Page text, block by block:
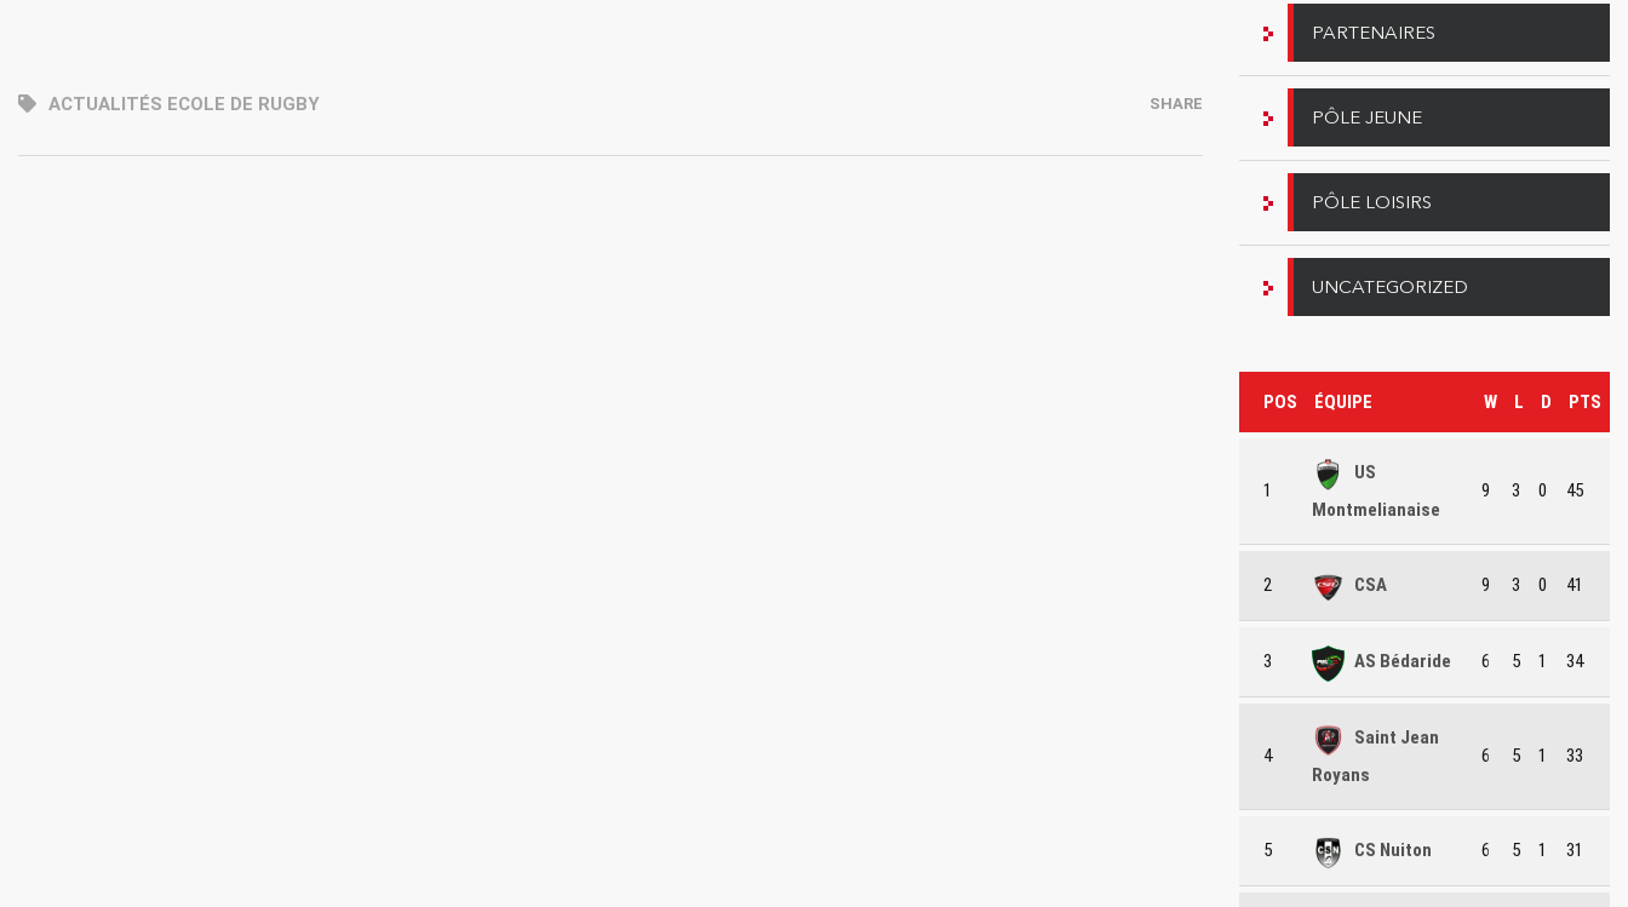
ACTUALITÉS ECOLE DE RUGBY SHARE
PARTENAIRES
PÔLE JEUNE
PÔLE LOISIRS
UNCATEGORIZED
POS ÉQUIPE W L D PTS
1
US
Montmelianaise
9 3 0 45
2 CSA 9 3 0 41
3 AS Bédaride 6 5 1 34
4
Saint Jean
Royans
6 5 1 33
5 CS Nuiton 6 5 1 31